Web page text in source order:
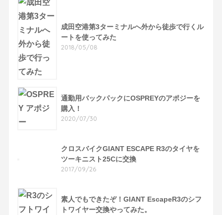
成田空港第3ターミナルへ外から徒歩で行くル
ートを使ってみた
2018/05/08
通勤用バックパックにOSPREYのアポジーを
購入！
2020/07/30
クロスバイクGIANT ESCAPE R3のタイヤを
ツーキニスト25Cに交換
2017/09/26
素人でもできたぞ！GIANT EscapeR3のシフ
トワイヤー交換やってみた。